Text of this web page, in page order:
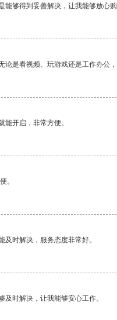
够得到妥善解决，让我能够放心购
是看视频、玩游戏还是工作办公
开启，非常方便。
。
时解决，服务态度非常好。
时解决，让我能够安心工作。